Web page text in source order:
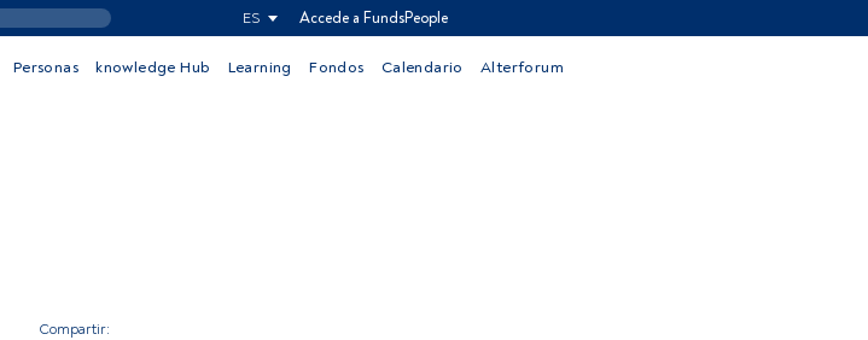
ES Accede a FundsPeople
Personas knowledge Hub Learning Fondos Calendario Alterforum
Compartir: